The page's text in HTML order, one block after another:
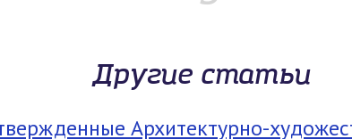
Другие статьи
Архитектурно-